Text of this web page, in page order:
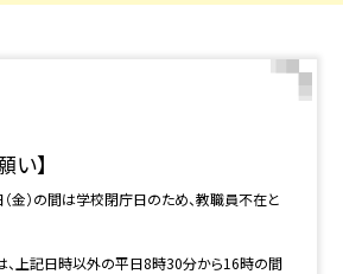
い】
（金）の間は学校閉庁日のため、教職員不在と
上記日時以外の平日8時30分から16時の間